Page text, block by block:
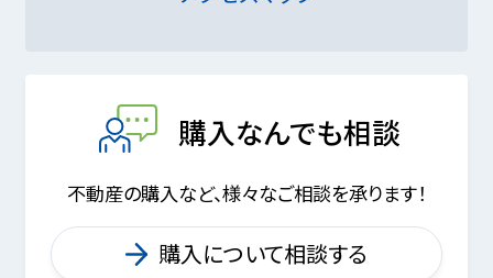
購入なんでも相談
不動産の購入など、様々なご相談を承ります！
購入について相談する